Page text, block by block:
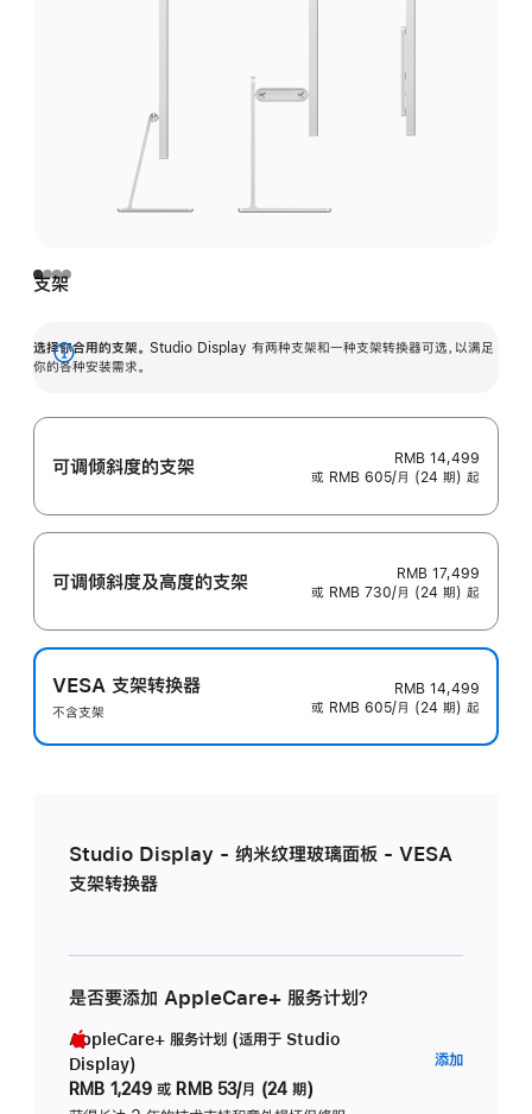
支架
选择你合用的支架。 Studio Display 有两种支架和一种支架转换器可选，以满足
你的各种安装需求。
展
可调倾斜度的支架
RMB 14,499
或 RMB 605/月 (24 期) 起
可调倾斜度及高‍度的支‍架
RMB 17,499
或 RMB 730/月 (24 期) 起
VESA 支架转换器
不含支架
RMB 14,499
或 RMB 605/月 (24 期) 起
Studio Display - 纳米纹理玻璃面板 - VESA
支架转换器
是否要添加 AppleCare+ 服务计划？
AppleCare+ 服务计划 (适用于 Studio
Display)
RMB 1,249 或 RMB 53/月 (24 期)
添加